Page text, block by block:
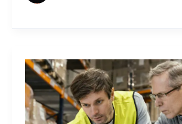
i
znaczenie